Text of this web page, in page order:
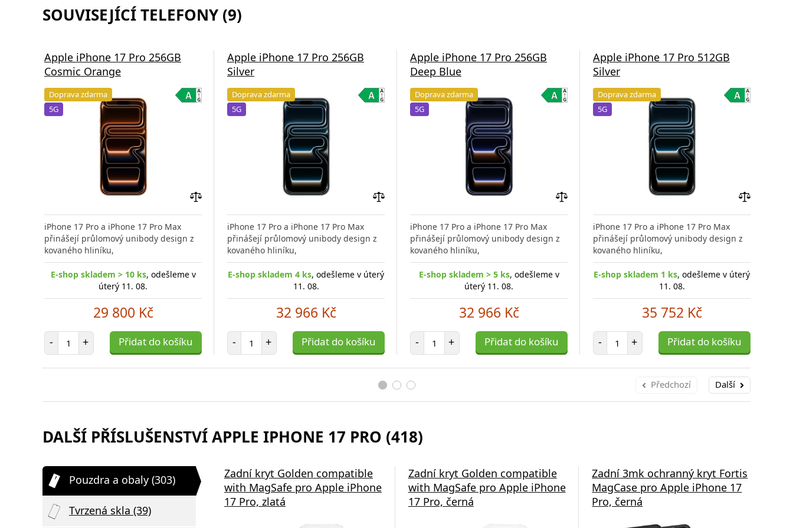
SOUVISEJÍCÍ TELEFONY (9)
Apple iPhone 17 Pro 256GB
Cosmic Orange
Doprava zdarma
5G
porovnání
iPhone 17 Pro a iPhone 17 Pro Max
přinášejí průlomový unibody design z
kovaného hliníku,
E-shop skladem > 10 ks, odešleme v
úterý 11. 08.
29 800 Kč
- Počet položek
+ Přidat do košíku
Apple iPhone 17 Pro 256GB
Silver
Doprava zdarma
5G
porovnání
iPhone 17 Pro a iPhone 17 Pro Max
přinášejí průlomový unibody design z
kovaného hliníku,
E-shop skladem 4 ks, odešleme v úterý
11. 08.
32 966 Kč
- Počet položek
+ Přidat do košíku
Apple iPhone 17 Pro 256GB
Deep Blue
Doprava zdarma
5G
porovnání
iPhone 17 Pro a iPhone 17 Pro Max
přinášejí průlomový unibody design z
kovaného hliníku,
E-shop skladem > 5 ks, odešleme v
úterý 11. 08.
32 966 Kč
- Počet položek
+ Přidat do košíku
Apple iPhone 17 Pro 512GB
Silver
Doprava zdarma
5G
iPhone 17 Pro a iPhone 17 Pro Max
přinášejí průlomový unibody design z
kovaného hliníku,
E-shop skladem 1 ks, odešleme v úterý
11. 08.
35 752 Kč
- Počet položek
+ Přidat do košíku
Předchozí Další
DALŠÍ PŘÍSLUŠENSTVÍ APPLE IPHONE 17 PRO (418)
Pouzdra a obaly (303)
Tvrzená skla (39)
Zadní kryt Golden compatible
with MagSafe pro Apple iPhone
17 Pro, zlatá
Zadní kryt Golden compatible
with MagSafe pro Apple iPhone
17 Pro, černá
Zadní 3mk ochranný kryt Fortis
MagCase pro Apple iPhone 17
Pro, černá
Samsung EP-P2400BBE 15W
Podložka pro Bezdrátové
Nabíjení Black
Bezdrátová nabíječka Swissten
2v1 černá